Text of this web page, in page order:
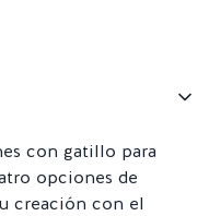
con gatillo para
opciones de
creación con el